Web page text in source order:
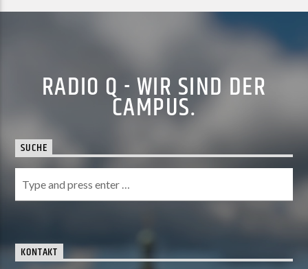
RADIO Q - WIR SIND DER
CAMPUS.
SUCHE
KONTAKT